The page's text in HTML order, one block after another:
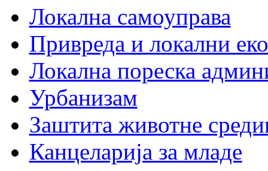
Локална самоуправа
Привреда и локални
Локална пореска
Урбанизам
Заштита животне
Канцеларија за младе